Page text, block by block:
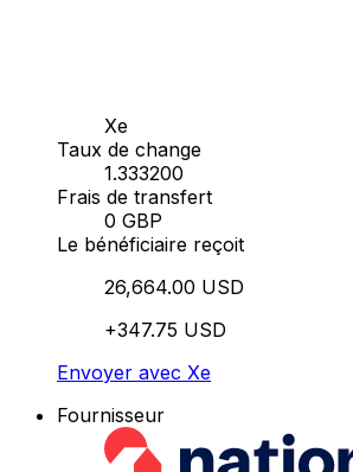
Xe
Taux de change
1.333200
Frais de transfert
0 GBP
Le bénéficiaire reçoit
26,664.00 USD
+347.75 USD
Envoyer avec Xe
Fournisseur